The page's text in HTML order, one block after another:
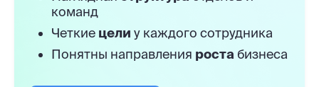
команд
Четкие цели у каждого сотрудника
Понятны направления роста бизнеса